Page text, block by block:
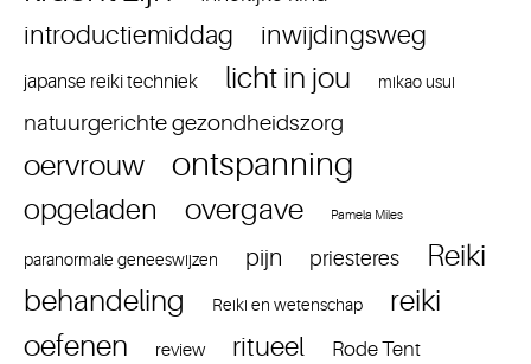
introductiemiddag inwijdingsweg
japanse reiki techniek licht in jou mikao usui
natuurgerichte gezondheidszorg
oervrouw ontspanning
opgeladen overgave Pamela Miles
paranormale geneeswijzen pijn priesteres
Reiki
behandeling
Reiki en wetenschap
reiki
oefenen
review ritueel Rode Tent